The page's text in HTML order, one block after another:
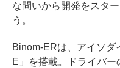
な問いから開発をスタ
う。
Binom-ERは、アイソダ
E」を搭載。ドライバ